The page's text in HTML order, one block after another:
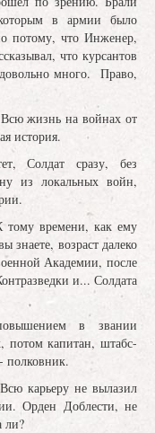
в армии было
потому, что Инженер,
что курсантов
много. Право,
жизнь на войнах от
история.
Солдат сразу, без
из локальных войн,
тому времени, как ему
знаете, возраст далеко
Академии, после
и... Солдата
в звании
потом капитан, штабс-
полковник.
карьеру не вылазил
Орден Доблести, не
ли?